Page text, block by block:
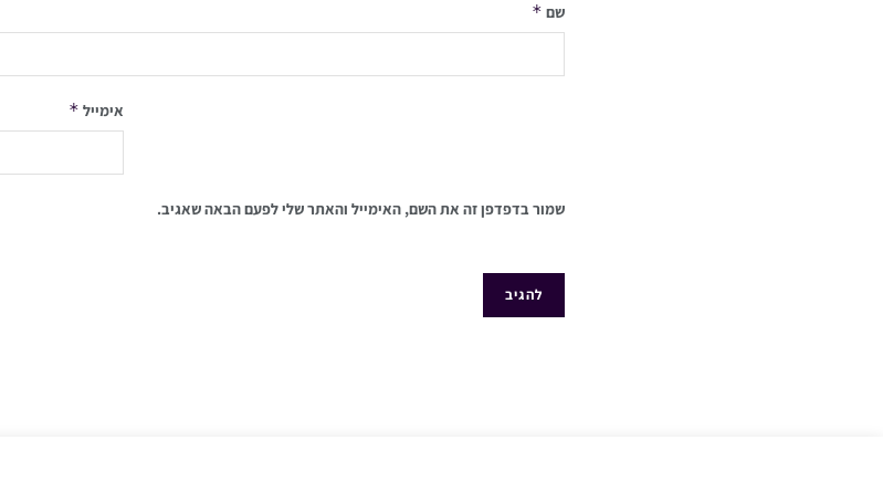
שם *
אימייל *
שמור בדפדפן זה את השם, האימייל והאתר שלי לפעם הבאה שאגיב.